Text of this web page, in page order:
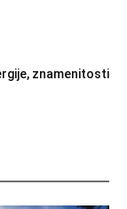
znamenitosti